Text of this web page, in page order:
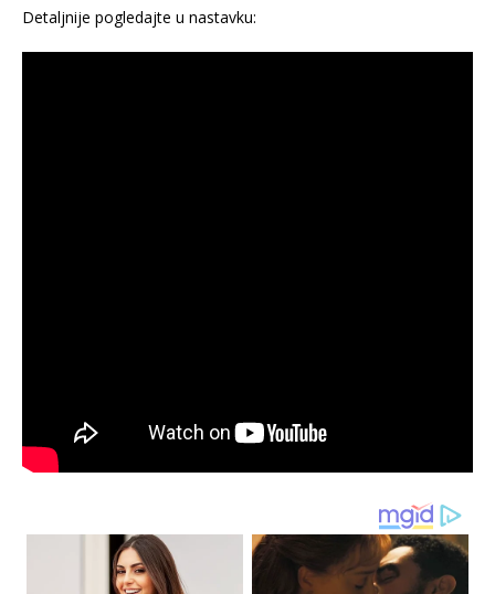
Detaljnije pogledajte u nastavku: